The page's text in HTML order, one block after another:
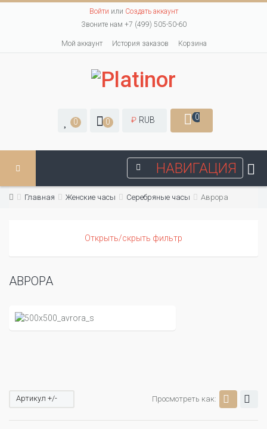
Войти или Создать аккаунт
Звоните нам +7 (499) 505-50-60
Мой аккаунт История заказов Корзина
0 0 ₽ RUB 0
НАВИГАЦИЯ
Главная Женские часы Серебряные часы Аврора
Открыть/скрыть фильтр
АВРОРА
Просмотреть как:
Артикул +/-